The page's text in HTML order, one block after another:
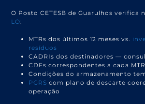
O Posto CETESB de Guarulhos verifica
LO:
MTRs dos últimos 12 meses vs.
resíduos
CADRIs dos destinadores —
CDFs correspondentes a cada MTR
Condições do armazenamento
PGRS com plano de descarte
operação